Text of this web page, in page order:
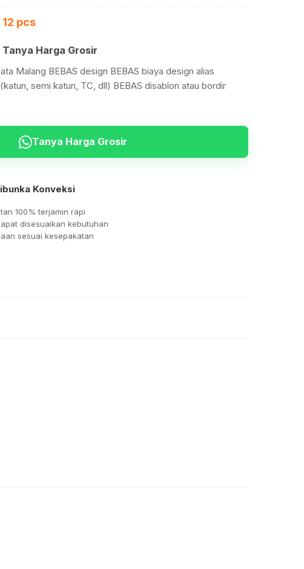
12 pcs
Tanya Harga Grosir
Malang BEBAS design BEBAS biaya design alias
semi katun, TC, dll) BEBAS disablon atau bordir
Tanya Harga Grosir
Konveksi
100% terjamin rapi
disesuaikan kebutuhan
sesuai kesepakatan